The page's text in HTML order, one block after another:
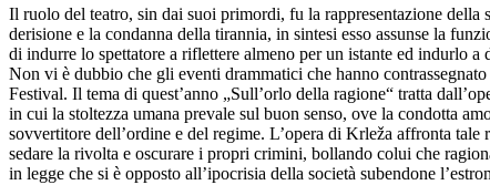
Il ruolo del teatro, sin dai suoi primordi, fu la rappresentazione
derisione e la condanna della tirannia, in sintesi esso assunse la
di indurre lo spettatore a riflettere almeno per un istante ed indurlo
Non vi è dubbio che gli eventi drammatici che hanno
Festival. Il tema di quest’anno „Sull’orlo della ragione“ tratta
in cui la stoltezza umana prevale sul buon senso, ove la condotta
sovvertitore dell’ordine e del regime. L’opera di Krleža affronta
sedare la rivolta e oscurare i propri crimini, bollando colui che
in legge che si è opposto all’ipocrisia della società subendone